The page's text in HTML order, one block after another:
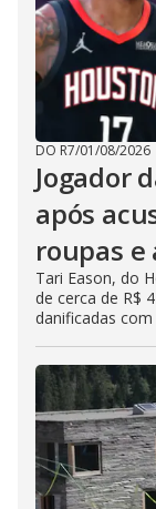
DO R7/01/08/2026
Jogador
após
roupas e
Tari Eason, do
de cerca de R$
danificadas